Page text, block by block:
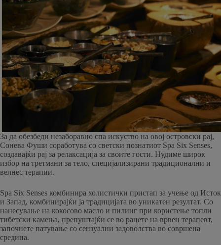
За да обезбеди незаборавно спа искуство на овој островски рај,
Сонева Фуши соработува со светски познатиот Spa Six Senses,
создавајќи рај за релаксација за своите гости. Нудиме широк
избор на третмани за тело, специјализирани традиционални и
велнес терапии.
Spa Six Senses комбинира холистички пристап за учење од Исток
и Запад, комбинирајќи ја традицијата во уникатен резултат. Со
нанесување на кокосово масло и пилинг при користење топли
тибетски камења, препуштајќи се во рацете на врвен терапевт,
започнете патување со сензуални задоволства во совршена
средина.